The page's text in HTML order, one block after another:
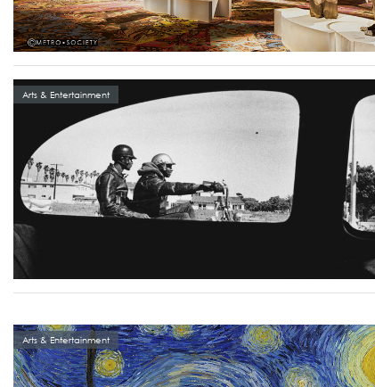
Arts & Entertainment
Arts & Entertainment